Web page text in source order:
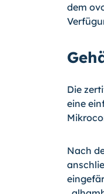
dem
Die
eine
Nach